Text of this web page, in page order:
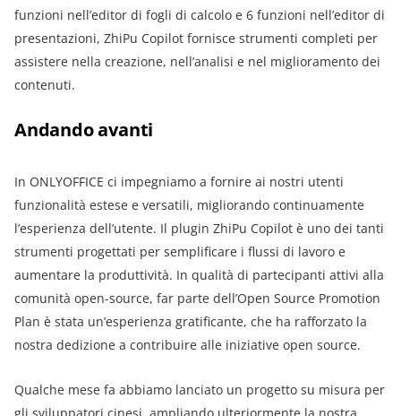
funzioni nell’editor di fogli di calcolo e 6 funzioni nell’editor di
presentazioni, ZhiPu Copilot fornisce strumenti completi per
assistere nella creazione, nell’analisi e nel miglioramento dei
contenuti.
Andando avanti
In ONLYOFFICE ci impegniamo a fornire ai nostri utenti
funzionalità estese e versatili, migliorando continuamente
l’esperienza dell’utente. Il plugin ZhiPu Copilot è uno dei tanti
strumenti progettati per semplificare i flussi di lavoro e
aumentare la produttività. In qualità di partecipanti attivi alla
comunità open-source, far parte dell’Open Source Promotion
Plan è stata un’esperienza gratificante, che ha rafforzato la
nostra dedizione a contribuire alle iniziative open source.
Qualche mese fa abbiamo lanciato un progetto su misura per
gli sviluppatori cinesi, ampliando ulteriormente la nostra